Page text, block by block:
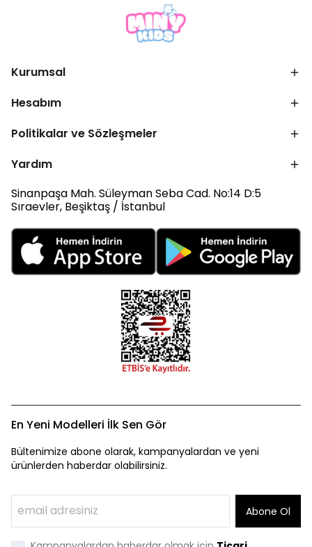
Kurumsal
Hesabım
Politikalar ve Sözleşmeler
Yardım
Sinanpaşa Mah. Süleyman Seba Cad. No:14 D:5
Sıraevler, Beşiktaş / İstanbul
En Yeni Modelleri İlk Sen Gör
Bültenimize abone olarak, kampanyalardan ve yeni
ürünlerden haberdar olabilirsiniz.
Abone Ol